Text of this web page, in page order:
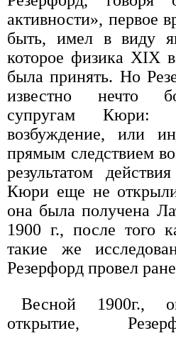
активности», первое
быть, имел в виду
которое физика XIX
была принять. Но
известно нечто
супругам
возбуждение, или
прямым следствием
результатом
Кюри еще не
она была получена
1900 г., после того
такие же
Резерфорд провел
Весной 1900г.,
открытие,